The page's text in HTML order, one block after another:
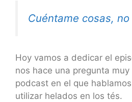
Cuéntame cosas,
Hoy vamos a dedicar el
nos hace una pregunta
podcast en el que
utilizar helados en los tés.